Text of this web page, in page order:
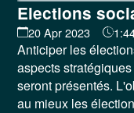
Elections
20 Apr 2023
Anticiper les
aspects
seront présentés.
au mieux les